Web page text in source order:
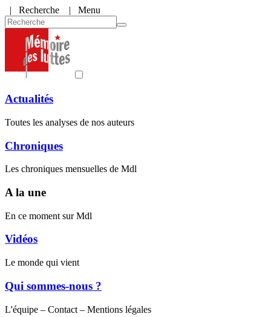
| Recherche | Menu
Actualités
Toutes les analyses de nos auteurs
Chroniques
Les chroniques mensuelles de Mdl
A la une
En ce moment sur Mdl
Vidéos
Le monde qui vient
Qui sommes-nous ?
L'équipe – Contact – Mentions légales